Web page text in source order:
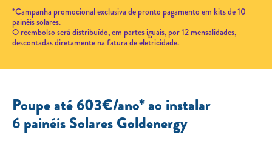
Carregar em Casa
Carregar Fora de Casa
Leituras
Sobre nós
*Campanha promocional exclusiva de pronto pagamento em kits de 10
painéis solares.
O reembolso será distribuído, em partes iguais, por 12 mensalidades,
descontadas diretamente na fatura de eletricidade.
Poupe até603€/ano*ao instalar
6 painéis Solares Goldenergy